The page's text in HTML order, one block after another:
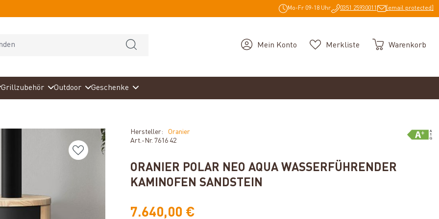
Mo-Fr 09-18 Uhr 0351 25930011 [email protected]
Mein Konto Merkliste Warenkorb
Grillzubehör Outdoor Geschenke
Hersteller:
Oranier
Art.-Nr. 7616 42
ORANIER POLAR NEO AQUA WASSERFÜHRENDER
KAMINOFEN SANDSTEIN
7.640,00 €